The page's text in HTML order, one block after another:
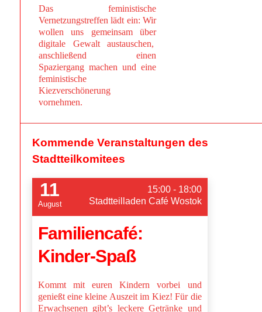
Das feministische
Vernetzungstreffen lädt ein: Wir
wollen uns gemeinsam über
digitale Gewalt austauschen,
anschließend einen
Spaziergang machen und eine
feministische
Kiezverschönerung
vornehmen.
Kommende Veranstaltungen des
Stadtteilkomitees
11
August
15:00 - 18:00
Stadtteilladen Café Wostok
Familiencafé:
Kinder-Spaß
Kommt mit euren Kindern vorbei und
genießt eine kleine Auszeit im Kiez! Für die
Erwachsenen gibt’s leckere Getränke und